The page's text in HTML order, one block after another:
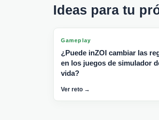
Ideas para tu
Gameplay
¿Puede inZOI cambiar las
en los juegos de simulador
vida?
Ver reto →